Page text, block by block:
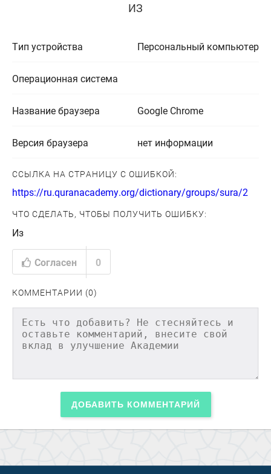
ИЗ
Тип устройства Персональный компьютер
Операционная система
Название браузера Google Chrome
Версия браузера нет информации
ССЫЛКА НА СТРАНИЦУ С ОШИБКОЙ:
https://ru.quranacademy.org/dictionary/groups/sura/2
ЧТО СДЕЛАТЬ, ЧТОБЫ ПОЛУЧИТЬ ОШИБКУ:
Из
Согласен 0
КОММЕНТАРИИ (0)
ДОБАВИТЬ КОММЕНТАРИЙ